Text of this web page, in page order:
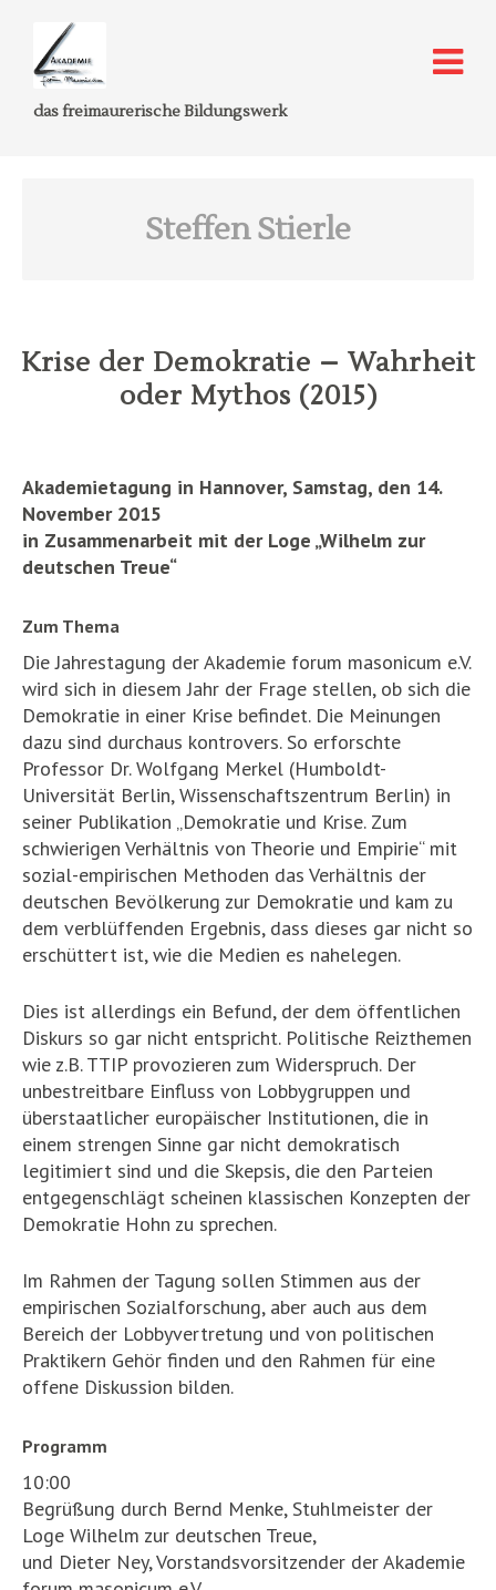
das freimaurerische Bildungswerk
Steffen Stierle
Krise der Demokratie – Wahrheit
oder Mythos (2015)
Akademietagung in Hannover, Samstag, den 14.
November 2015
in Zusammenarbeit mit der Loge „Wilhelm zur
deutschen Treue“
Zum Thema
Die Jahrestagung der Akademie forum masonicum e.V.
wird sich in diesem Jahr der Frage stellen, ob sich die
Demokratie in einer Krise befindet. Die Meinungen
dazu sind durchaus kontrovers. So erforschte
Professor Dr. Wolfgang Merkel (Humboldt-
Universität Berlin, Wissenschaftszentrum Berlin) in
seiner Publikation „Demokratie und Krise. Zum
schwierigen Verhältnis von Theorie und Empirie“ mit
sozial-empirischen Methoden das Verhältnis der
deutschen Bevölkerung zur Demokratie und kam zu
dem verblüffenden Ergebnis, dass dieses gar nicht so
erschüttert ist, wie die Medien es nahelegen.
Dies ist allerdings ein Befund, der dem öffentlichen
Diskurs so gar nicht entspricht. Politische Reizthemen
wie z.B. TTIP provozieren zum Widerspruch. Der
unbestreitbare Einfluss von Lobbygruppen und
überstaatlicher europäischer Institutionen, die in
einem strengen Sinne gar nicht demokratisch
legitimiert sind und die Skepsis, die den Parteien
entgegenschlägt scheinen klassischen Konzepten der
Demokratie Hohn zu sprechen.
Im Rahmen der Tagung sollen Stimmen aus der
empirischen Sozialforschung, aber auch aus dem
Bereich der Lobbyvertretung und von politischen
Praktikern Gehör finden und den Rahmen für eine
offene Diskussion bilden.
Programm
10:00
Begrüßung durch Bernd Menke, Stuhlmeister der
Loge Wilhelm zur deutschen Treue,
und Dieter Ney, Vorstandsvorsitzender der Akademie